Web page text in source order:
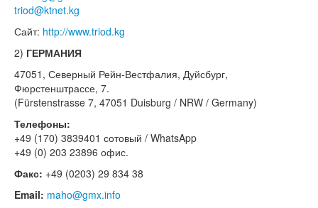
triod@ktnet.kg
Сайт: http://www.triod.kg
2) ГЕРМАНИЯ
47051, Северный Рейн-Вестфалия, Дуйсбург,
Фюрстенштрассе, 7.
(Fürstenstrasse 7, 47051 Duisburg / NRW / Germany)
Телефоны:
+49 (170) 3839401 сотовый / WhatsApp
+49 (0) 203 23896 офис.
Факс: +49 (0203) 29 834 38
Email: maho@gmx.info